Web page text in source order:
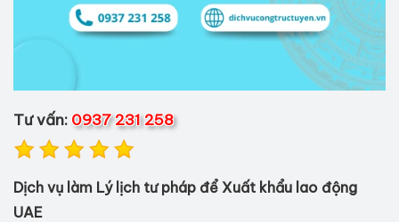
Tư vấn: 0937 231 258
Dịch vụ làm Lý lịch tư pháp để Xuất khẩu lao động
UAE